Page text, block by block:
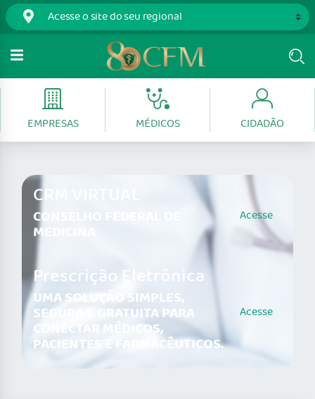
EMPRESAS MÉDICOS CIDADÃO
CRM VIRTUAL
CONSELHO FEDERAL DE
MEDICINA
Acesse
Prescrição Eletrônica
UMA SOLUÇÃO SIMPLES,
SEGURA E GRATUITA PARA
CONECTAR MÉDICOS,
PACIENTES E FARMACÊUTICOS.
Acesse